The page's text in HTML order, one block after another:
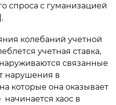
спроса с гуманизацией
колебаний учетной
учетная ставка,
связанные
нарушения в
которые она оказывает
начинается хаос в